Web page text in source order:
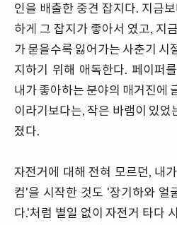
인을 배출한 중견 잡지다. 지금
하게 그 잡지가 좋아서 였고, 지
가 묻을수록 잃어가는 사춘기 시
지하기 위해 애독한다. 페이퍼
내가 좋아하는 분야의 매거진에
이라기보다는, 작은 바램이 있었
졌다.
자전거에 대해 전혀 모르던, 내
컴'을 시작한 것도 '장기하와 얼
다.'처럼 별일 없이 자전거 타다